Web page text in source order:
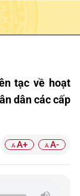
tạc về hoạt
dân các cấp
A A+ A A-